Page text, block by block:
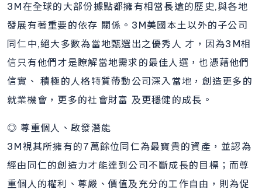
3M在全球的大部份據點都擁有相當長遠的歷史,與各地
發展有著重要的依存 關係。3M美國本土以外的子公司
同仁中,絕大多數為當地甄選出之優秀人 才，因為3M相
信只有他們才是瞭解當地需求的最佳人選，也憑藉他們
信實、 積極的人格特質帶動公司深入當地，創造更多的
就業機會，更多的社會財富 及更穩健的成長。
◎ 尊重個人、啟發潛能
3M視其所擁有的7萬餘位同仁為最寶貴的資產，並認為
經由同仁的創造力才能達到公司不斷成長的目標；而尊
重個人的權利、尊嚴、價值及充分的工作自由，則為促